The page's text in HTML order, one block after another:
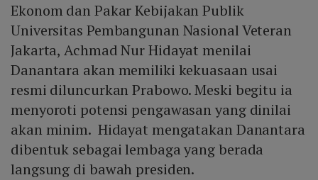
Ekonom dan Pakar Kebijakan Publik
Universitas Pembangunan Nasional Veteran
Jakarta, Achmad Nur Hidayat menilai
Danantara akan memiliki kekuasaan usai
resmi diluncurkan Prabowo. Meski begitu ia
menyoroti potensi pengawasan yang dinilai
akan minim. Hidayat mengatakan Danantara
dibentuk sebagai lembaga yang berada
langsung di bawah presiden.